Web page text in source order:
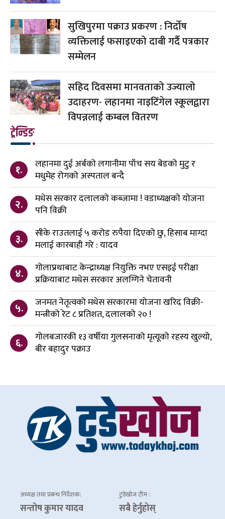
सुखिपुरमा पक्राउ प्रकरण : निर्दोष
व्यक्तिलाई फसाइएको दाबी गर्दै पत्रकार
सम्मेलन
सहिद दिवसमा मानवताको उज्यालो
उदाहरण- लहानमा नाइटिंगेल स्कूलद्वारा
विपन्नलाई कम्बल वितरण
ट्रेन्डिङ
१.
लहानमा दुई अर्बको लगानीमा पाँच सय बेडको मुटु र
मधुमेह रोगको अस्पताल बन्दै
२.
मधेस सरकार दलालको कब्जामा ! वडाध्यक्षको योजना
पनि विक्री
३.
सीके राउतलाई ५ करोड रुपैया दिएको छु, हिसाब माग्दा
मलाई कारबाही गरे : यादव
४.
गोलाप्रथाबाट केन्द्राध्यक्ष नियुक्ति नभए एसइई परीक्षा
प्रक्रियाबाट मधेस सरकार अलग्गिने चेतावनी
५.
जनमत नेतृत्वको मधेस सरकारमा योजना खरिद विक्री-
मन्त्रीको रेट ८ प्रतिशत, दलालको २० !
६.
गोलबजारकी १३ वर्षीया गुलसनाको मृत्यूको रहस्य खुल्यो,
बीर बहादुर पक्राउ
अध्यक्ष तथा प्रबन्ध निर्देशक:
सन्तोष कुमार यादव
टुडेखोज टीम :
सबै हेर्नुहोस्